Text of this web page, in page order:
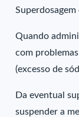
Quando
com
(excesso de
Da eventual
suspender a